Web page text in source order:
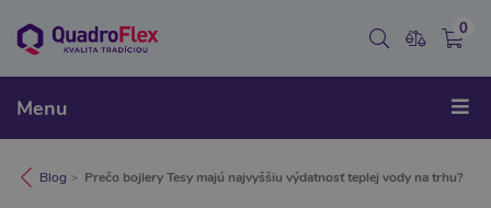
Menu
0
Blog Prečo bojlery Tesy majú najvyššiu výdatnosť teplej vody na trhu?